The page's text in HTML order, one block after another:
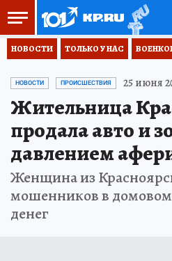
НОВОСТИ ТОЛЬКО У НАС
НОВОСТИ ПРОИСШЕСТВИЯ 25 июня
Жительница
продала авто и
давлением
Женщина из
мошенников в
денег